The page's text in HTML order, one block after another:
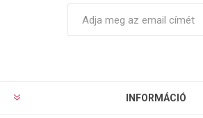
INFORMÁCIÓ